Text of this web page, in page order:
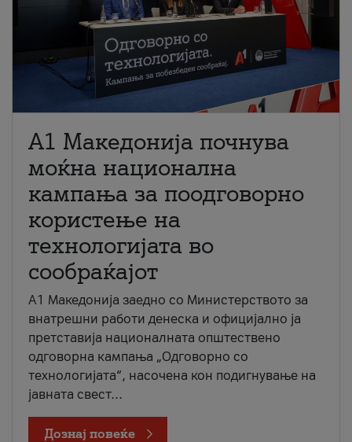
A1 Македонија почнува
моќна национална
кампања за поодговорно
користење на
технологијата во
сообраќајот
A1 Македонија заедно со Министерството за
внатрешни работи денеска и официјално ја
претставија националната општествено
одговорна кампања „Одговорно со
технологијата“, насочена кон подигнување на
јавната свест...
Дознај повеќе